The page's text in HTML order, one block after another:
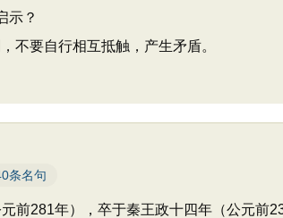
示？
不要自行相互抵触，产生矛盾。
条名句
前281年），卒于秦王政十四年（公元前